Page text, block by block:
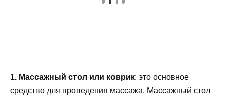
1. Массажный стол или коврик: это основное
средство для проведения массажа. Массажный стол